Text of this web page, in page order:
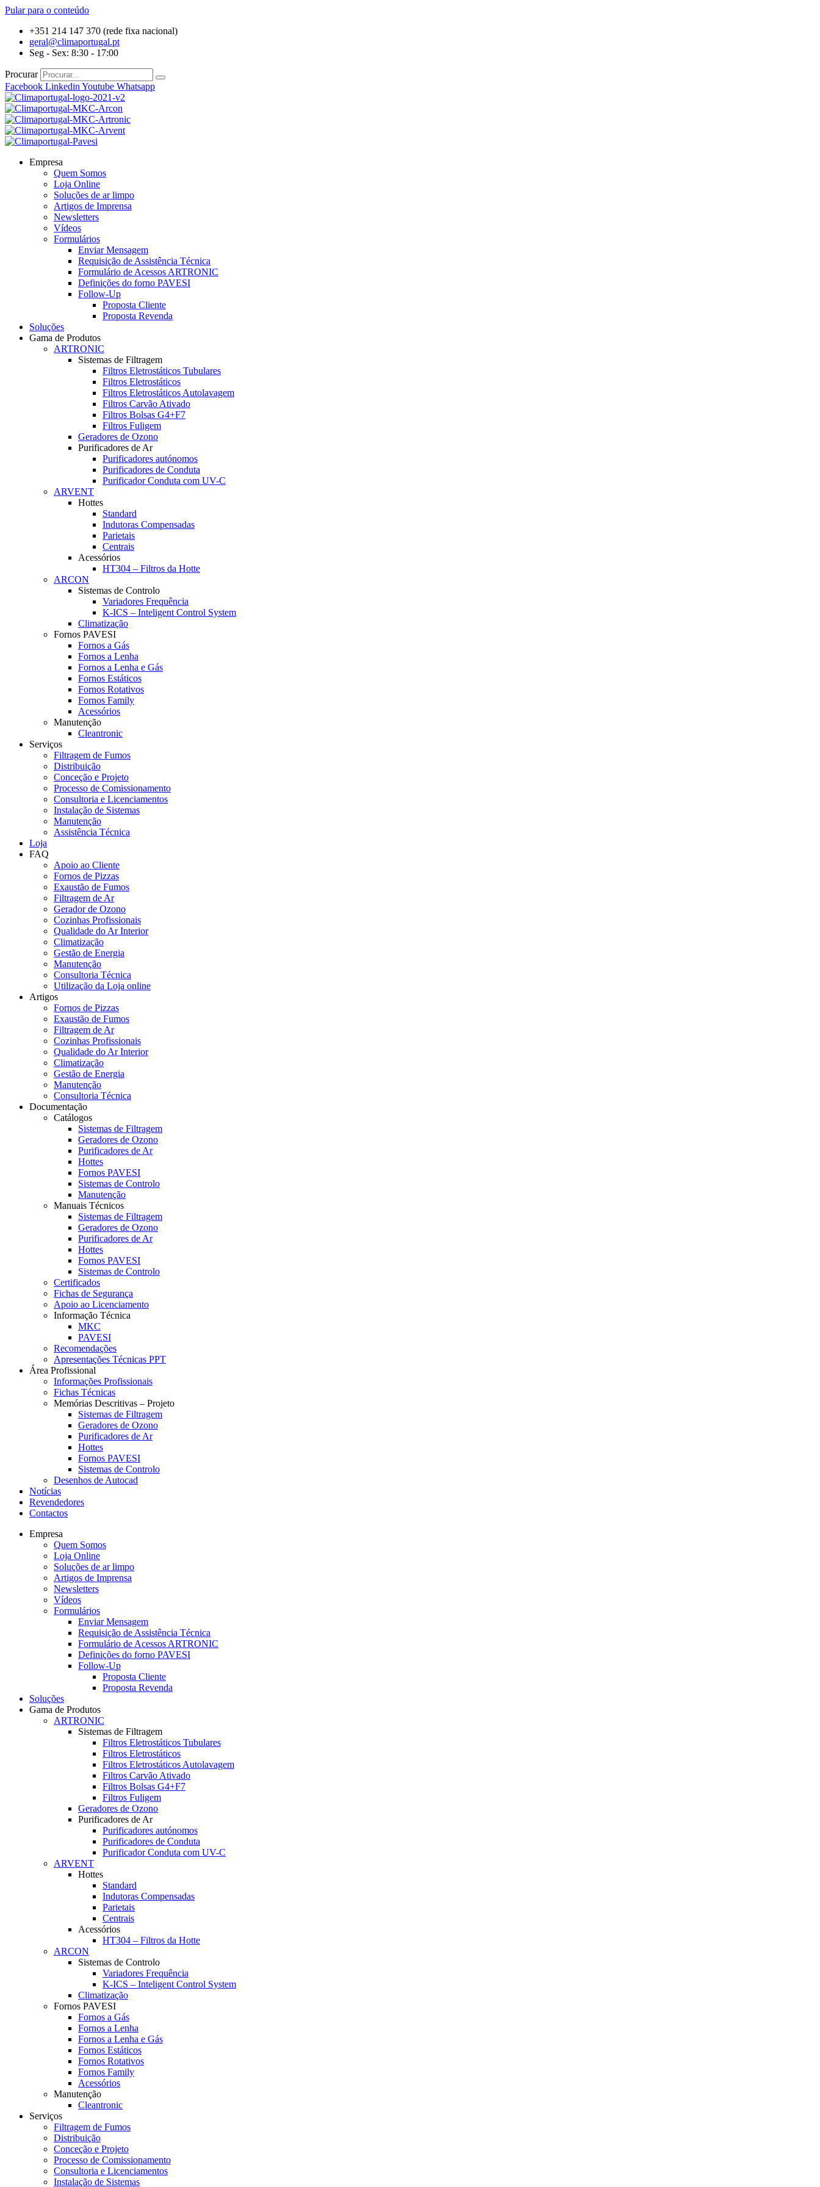
Pular para o conteúdo
+351 214 147 370 (rede fixa nacional)
geral@climaportugal.pt
Seg - Sex: 8:30 - 17:00
Procurar
Facebook Linkedin Youtube Whatsapp
Empresa
Quem Somos
Loja Online
Soluções de ar limpo
Artigos de Imprensa
Newsletters
Vídeos
Formulários
Enviar Mensagem
Requisição de Assistência Técnica
Formulário de Acessos ARTRONIC
Definições do forno PAVESI
Follow-Up
Proposta Cliente
Proposta Revenda
Soluções
Gama de Produtos
ARTRONIC
Sistemas de Filtragem
Filtros Eletrostáticos Tubulares
Filtros Eletrostáticos
Filtros Eletrostáticos Autolavagem
Filtros Carvão Ativado
Filtros Bolsas G4+F7
Filtros Fuligem
Geradores de Ozono
Purificadores de Ar
Purificadores autónomos
Purificadores de Conduta
Purificador Conduta com UV-C
ARVENT
Hottes
Standard
Indutoras Compensadas
Parietais
Centrais
Acessórios
HT304 – Filtros da Hotte
ARCON
Sistemas de Controlo
Variadores Frequência
K-ICS – Inteligent Control System
Climatização
Fornos PAVESI
Fornos a Gás
Fornos a Lenha
Fornos a Lenha e Gás
Fornos Estáticos
Fornos Rotativos
Fornos Family
Acessórios
Manutenção
Cleantronic
Serviços
Filtragem de Fumos
Distribuição
Conceção e Projeto
Processo de Comissionamento
Consultoria e Licenciamentos
Instalação de Sistemas
Manutenção
Assistência Técnica
Loja
FAQ
Apoio ao Cliente
Fornos de Pizzas
Exaustão de Fumos
Filtragem de Ar
Gerador de Ozono
Cozinhas Profissionais
Qualidade do Ar Interior
Climatização
Gestão de Energia
Manutenção
Consultoria Técnica
Utilização da Loja online
Artigos
Fornos de Pizzas
Exaustão de Fumos
Filtragem de Ar
Cozinhas Profissionais
Qualidade do Ar Interior
Climatização
Gestão de Energia
Manutenção
Consultoria Técnica
Documentação
Catálogos
Sistemas de Filtragem
Geradores de Ozono
Purificadores de Ar
Hottes
Fornos PAVESI
Sistemas de Controlo
Manutenção
Manuais Técnicos
Sistemas de Filtragem
Geradores de Ozono
Purificadores de Ar
Hottes
Fornos PAVESI
Sistemas de Controlo
Certificados
Fichas de Segurança
Apoio ao Licenciamento
Informação Técnica
MKC
PAVESI
Recomendações
Apresentações Técnicas PPT
Área Profissional
Informações Profissionais
Fichas Técnicas
Memórias Descritivas – Projeto
Sistemas de Filtragem
Geradores de Ozono
Purificadores de Ar
Hottes
Fornos PAVESI
Sistemas de Controlo
Desenhos de Autocad
Notícias
Revendedores
Contactos
Empresa
Quem Somos
Loja Online
Soluções de ar limpo
Artigos de Imprensa
Newsletters
Vídeos
Formulários
Enviar Mensagem
Requisição de Assistência Técnica
Formulário de Acessos ARTRONIC
Definições do forno PAVESI
Follow-Up
Proposta Cliente
Proposta Revenda
Soluções
Gama de Produtos
ARTRONIC
Sistemas de Filtragem
Filtros Eletrostáticos Tubulares
Filtros Eletrostáticos
Filtros Eletrostáticos Autolavagem
Filtros Carvão Ativado
Filtros Bolsas G4+F7
Filtros Fuligem
Geradores de Ozono
Purificadores de Ar
Purificadores autónomos
Purificadores de Conduta
Purificador Conduta com UV-C
ARVENT
Hottes
Standard
Indutoras Compensadas
Parietais
Centrais
Acessórios
HT304 – Filtros da Hotte
ARCON
Sistemas de Controlo
Variadores Frequência
K-ICS – Inteligent Control System
Climatização
Fornos PAVESI
Fornos a Gás
Fornos a Lenha
Fornos a Lenha e Gás
Fornos Estáticos
Fornos Rotativos
Fornos Family
Acessórios
Manutenção
Cleantronic
Serviços
Filtragem de Fumos
Distribuição
Conceção e Projeto
Processo de Comissionamento
Consultoria e Licenciamentos
Instalação de Sistemas